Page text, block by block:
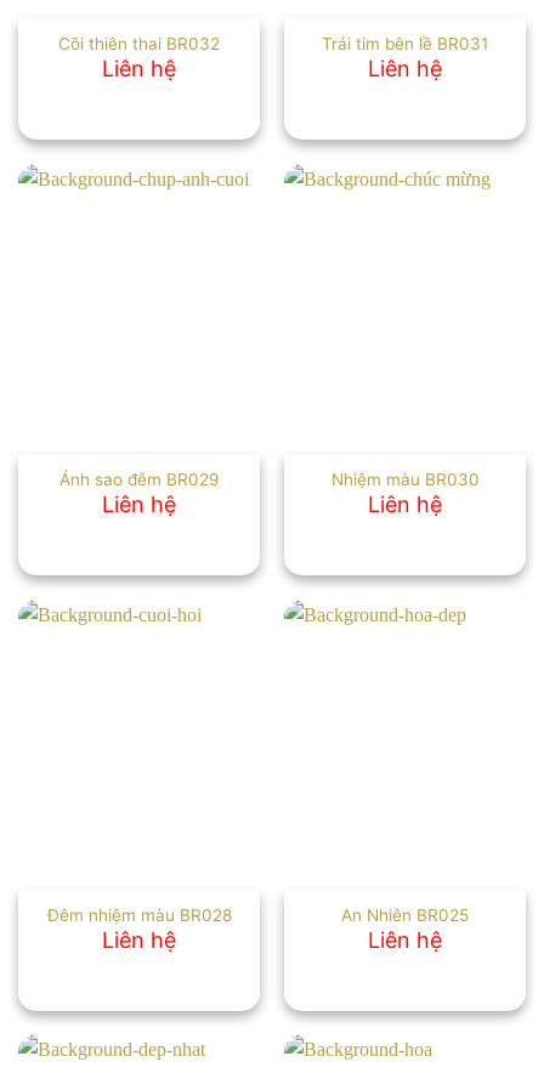
Cõi thiên thai BR032
Liên hệ
Trái tim bên lề BR031
Liên hệ
Ánh sao đêm BR029
Liên hệ
Nhiệm màu BR030
Liên hệ
Đêm nhiệm màu BR028
Liên hệ
An Nhiên BR025
Liên hệ